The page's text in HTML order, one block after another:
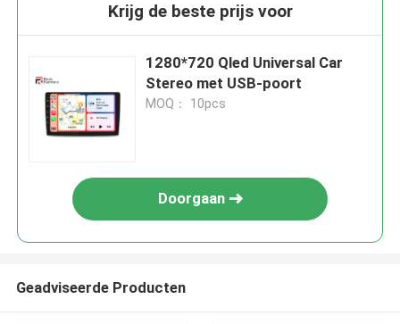
Krijg de beste prijs voor
1280*720 Qled Universal Car
Stereo met USB-poort
MOQ： 10pcs
Doorgaan
Geadviseerde Producten